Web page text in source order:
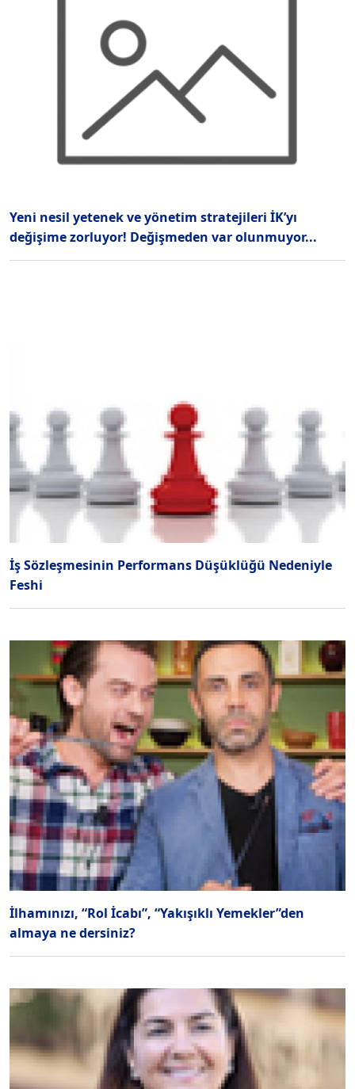
Yeni nesil yetenek ve yönetim stratejileri İK’yı
değişime zorluyor! Değişmeden var olunmuyor...
İş Sözleşmesinin Performans Düşüklüğü Nedeniyle
Feshi
İlhamınızı, “Rol İcabı”, “Yakışıklı Yemekler”den
almaya ne dersiniz?